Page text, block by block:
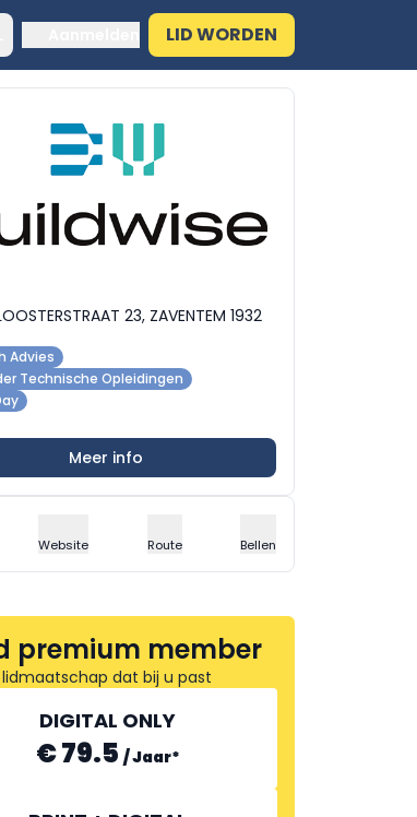
LID WORDEN
23, ZAVENTEM 1932
Advies
Technische Opleidingen
Meer info
Website Route Bellen
premium member
lidmaatschap dat bij u past
DIGITAL ONLY
€ 79.5 /Jaar*